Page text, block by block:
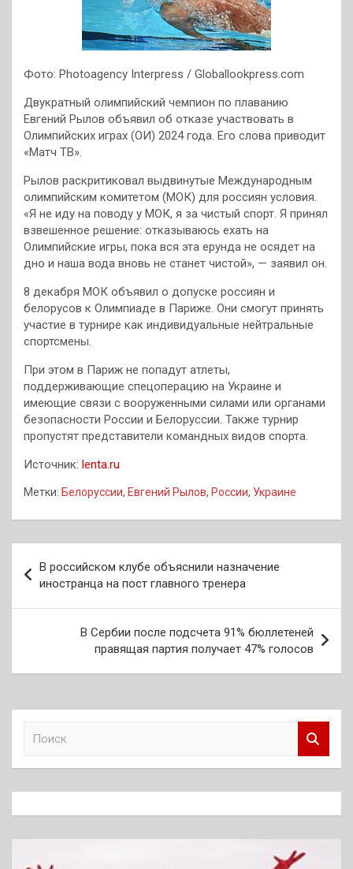
Фото: Photoagency Interpress / Globallookpress.com
Двукратный олимпийский чемпион по плаванию
Евгений Рылов объявил об отказе участвовать в
Олимпийских играх (ОИ) 2024 года. Его слова приводит
«Матч ТВ».
Рылов раскритиковал выдвинутые Международным
олимпийским комитетом (МОК) для россиян условия.
«Я не иду на поводу у МОК, я за чистый спорт. Я принял
взвешенное решение: отказываюсь ехать на
Олимпийские игры, пока вся эта ерунда не осядет на
дно и наша вода вновь не станет чистой», — заявил он.
8 декабря МОК объявил о допуске россиян и
белорусов к Олимпиаде в Париже. Они смогут принять
участие в турнире как индивидуальные нейтральные
спортсмены.
При этом в Париж не попадут атлеты,
поддерживающие спецоперацию на Украине и
имеющие связи с вооруженными силами или органами
безопасности России и Белоруссии. Также турнир
пропустят представители командных видов спорта.
Источник: lenta.ru
Метки: Белоруссии, Евгений Рылов, России, Украине
по
записям
В российском клубе объяснили назначение
иностранца на пост главного тренера
В Сербии после подсчета 91% бюллетеней
правящая партия получает 47% голосов
к